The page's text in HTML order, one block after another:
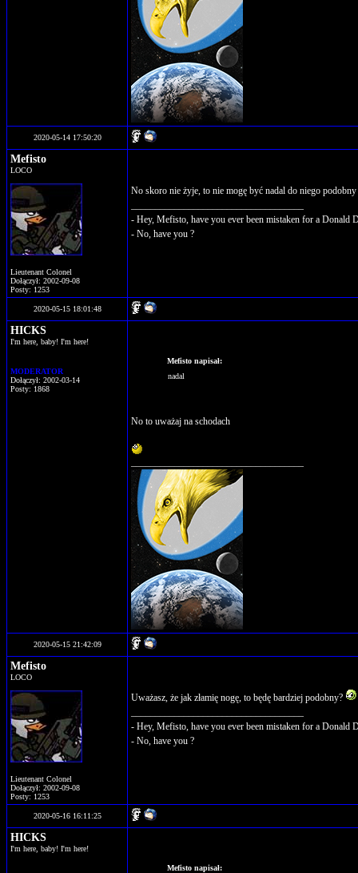
2020-05-14 17:50:20
Mefisto
LOCO
Lieutenant Colonel
Dołączył: 2002-09-08
Posty: 1253
No skoro nie żyje, to nie mogę być nadal do niego
- Hey, Mefisto, have you ever been mistaken for a Donald
- No, have you ?
2020-05-15 18:01:48
HICKS
I'm here, baby! I'm here!
MODERATOR
Dołączył: 2002-03-14
Posty: 1868
Mefisto napisał:
nadal
No to uważaj na schodach
2020-05-15 21:42:09
Mefisto
LOCO
Lieutenant Colonel
Dołączył: 2002-09-08
Posty: 1253
Uważasz, że jak złamię nogę, to będę bardziej podobny?
- Hey, Mefisto, have you ever been mistaken for a Donald
- No, have you ?
2020-05-16 16:11:25
HICKS
I'm here, baby! I'm here!
Mefisto napisał: